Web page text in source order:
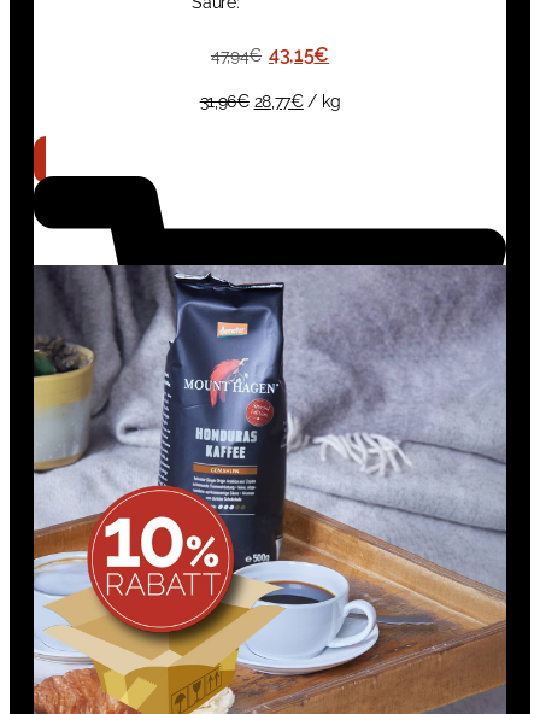
47,94€ 43,15€
31,96€ 28,77€/ kg